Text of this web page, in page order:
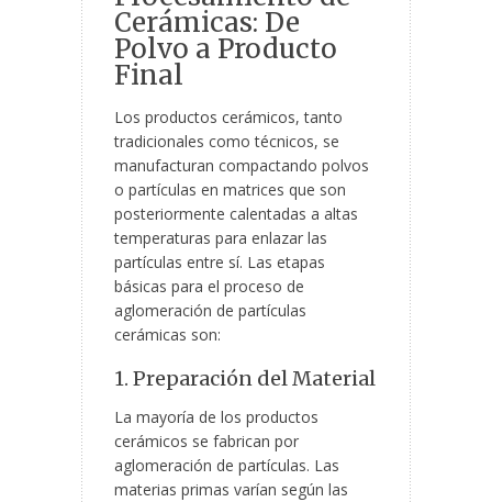
Cerámicas: De
Polvo a Producto
Final
Los productos cerámicos, tanto
tradicionales como técnicos, se
manufacturan compactando polvos
o partículas en matrices que son
posteriormente calentadas a altas
temperaturas para enlazar las
partículas entre sí. Las etapas
básicas para el proceso de
aglomeración de partículas
cerámicas son:
1. Preparación del Material
La mayoría de los productos
cerámicos se fabrican por
aglomeración de partículas. Las
materias primas varían según las